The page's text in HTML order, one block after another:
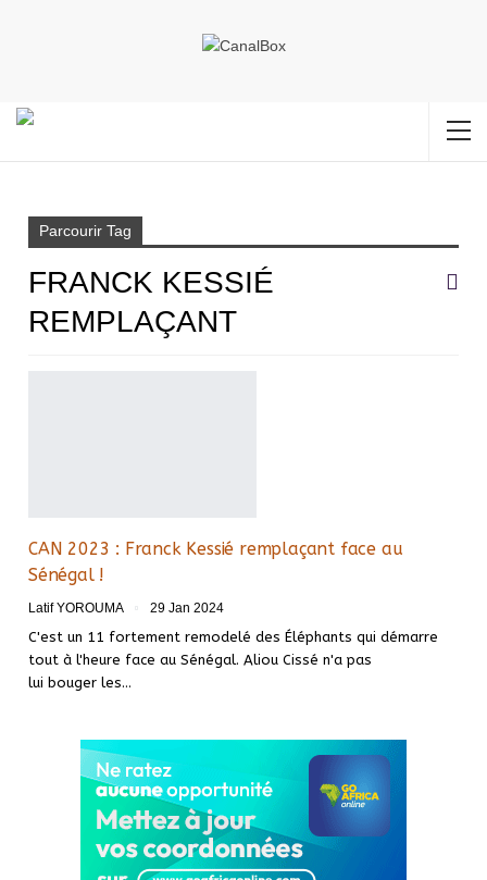
Parcourir Tag
FRANCK KESSIÉ
REMPLAÇANT
CAN 2023 : Franck Kessié remplaçant face au
Sénégal !
Latif YOROUMA 29 Jan 2024
C'est un 11 fortement remodelé des Éléphants qui démarre
tout à l'heure face au Sénégal. Aliou Cissé n'a pas
lui bouger les…